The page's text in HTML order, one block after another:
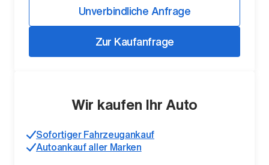
Der ID. Polo Day
Unverbindliche Anfrage
Zur Kaufanfrage
Wir kaufen Ihr Auto
Sofortiger Fahrzeugankauf
Autoankauf aller Marken